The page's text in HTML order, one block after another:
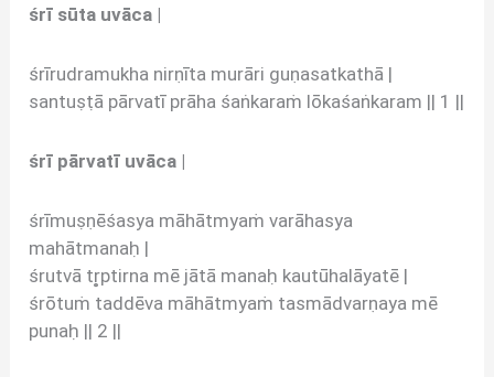
śrī sūta uvāca |
śrīrudramukha nirṇīta murāri guṇasatkathā |
santuṣṭā pārvatī prāha śaṅkaraṁ lōkaśaṅkaram || 1 ||
śrī pārvatī uvāca |
śrīmuṣṇēśasya māhātmyaṁ varāhasya
mahātmanaḥ |
śrutvā tr̥ptirna mē jātā manaḥ kautūhalāyatē |
śrōtuṁ taddēva māhātmyaṁ tasmādvarṇaya mē
punaḥ || 2 ||